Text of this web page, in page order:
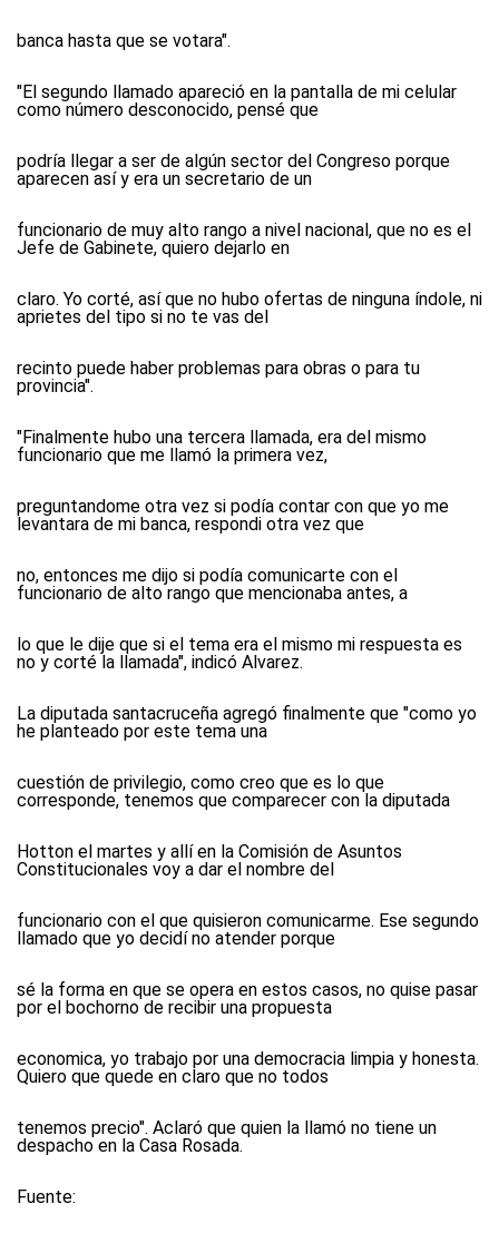
banca hasta que se votara".
"El segundo llamado apareció en la pantalla de mi celular
como número desconocido, pensé que
podría llegar a ser de algún sector del Congreso porque
aparecen así y era un secretario de un
funcionario de muy alto rango a nivel nacional, que no es el
Jefe de Gabinete, quiero dejarlo en
claro. Yo corté, así que no hubo ofertas de ninguna índole, ni
aprietes del tipo si no te vas del
recinto puede haber problemas para obras o para tu
provincia".
"Finalmente hubo una tercera llamada, era del mismo
funcionario que me llamó la primera vez,
preguntandome otra vez si podía contar con que yo me
levantara de mi banca, respondi otra vez que
no, entonces me dijo si podía comunicarte con el
funcionario de alto rango que mencionaba antes, a
lo que le dije que si el tema era el mismo mi respuesta es
no y corté la llamada", indicó Alvarez.
La diputada santacruceña agregó finalmente que "como yo
he planteado por este tema una
cuestión de privilegio, como creo que es lo que
corresponde, tenemos que comparecer con la diputada
Hotton el martes y allí en la Comisión de Asuntos
Constitucionales voy a dar el nombre del
funcionario con el que quisieron comunicarme. Ese segundo
llamado que yo decidí no atender porque
sé la forma en que se opera en estos casos, no quise pasar
por el bochorno de recibir una propuesta
economica, yo trabajo por una democracia limpia y honesta.
Quiero que quede en claro que no todos
tenemos precio". Aclaró que quien la llamó no tiene un
despacho en la Casa Rosada.
Fuente: